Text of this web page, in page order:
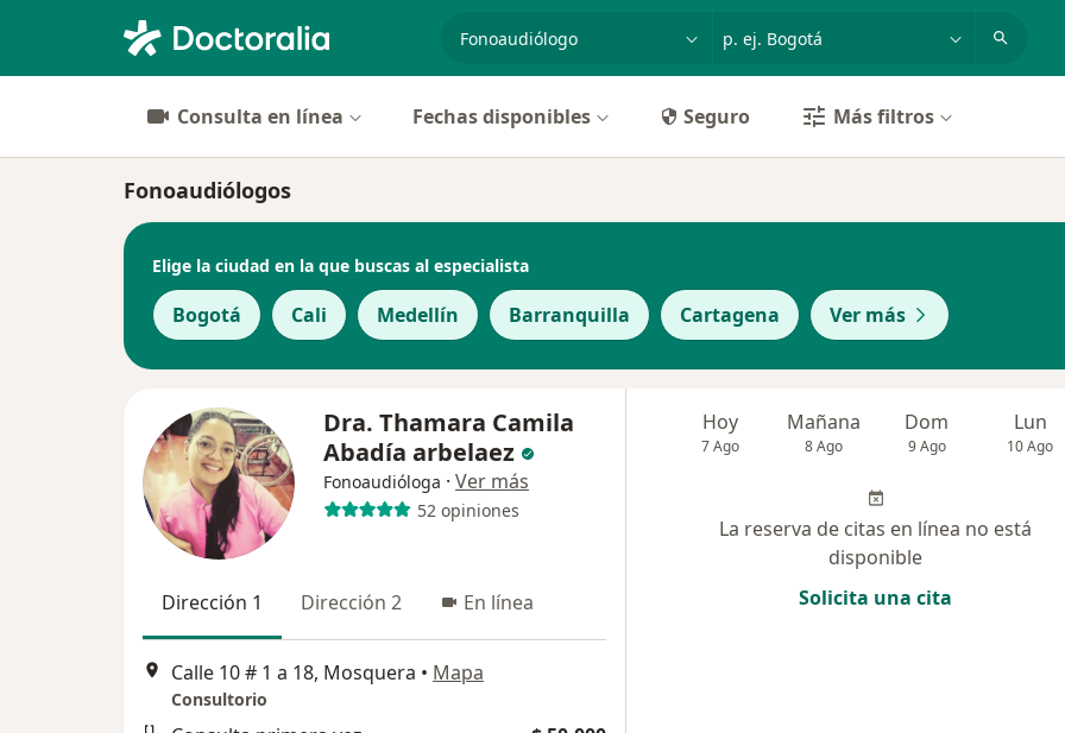
especialidad, enfermedad o nombrep. ej. Bogotá
Consulta en línea Fechas disponibles Seguro Más filtros
Fonoaudiólogos
Elige la ciudad en la que buscas al especialista
Bogotá Cali Medellín Barranquilla Cartagena Ver más
Dra. Thamara Camila
Abadía arbelaez
Fonoaudióloga · Ver más
52 opiniones
Dirección 1 Dirección 2 En línea
Calle 10 # 1 a 18, Mosquera • Mapa
Consultorio
Hoy
7 Ago
Mañana
8 Ago
Dom
9 Ago
Lun
10 Ago
La reserva de citas en línea no está
disponible
Solicita una cita